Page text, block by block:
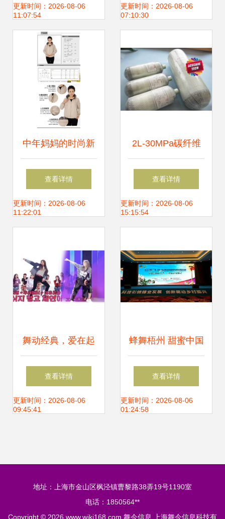
挑战
更新时间：2026-08-06
11:07:54
必看的三大真相与
更新时间：2026-08-06
07:10:30
中年妈妈的时尚新
选择 2013秋冬新
款PU皮衣外套批发
查看详情
更新时间：2026-08-06
11:22:01
2L-30MPa碳纤维
气瓶 轻量化高压储
存的卓越选择
查看详情
更新时间：2026-08-06
15:15:54
舞动经典，爱在起
点 李彩演再现随机
舞蹈的魅力
查看详情
更新时间：2026-08-06
09:45:41
蜂舞梧州 甜蜜中国
——2021年中国蜂
业博览会暨全国蜂
查看详情
更新时间：2026-08-06
01:24:58
地址：上海市金山区枫泾镇曹黎路38弄19号1190室
电话：1850564**
Copyright © 2026 www.wjkj168.com 舞今信息 上海舞今信息科技有